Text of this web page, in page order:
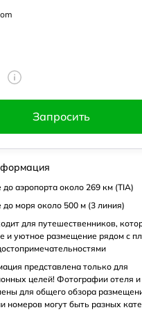
Запросить
до аэропорта около 269 км (TIA)
до моря около 500 м (3 линия)
для путешественников,
и уютное размещение рядом с
представлена только для
целей! Фотографии отеля
для общего обзора
номеров могут быть разных